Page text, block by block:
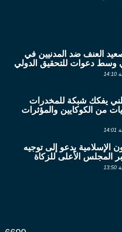
العنف ضد المدنيين في
وسط دعوات للتحقيق الدولي
يفكك شبكة للمخدرات
من الكوكايين والمؤثرات
الإسلامية يدعو إلى توجيه
المجلس الأعلى للزكاة